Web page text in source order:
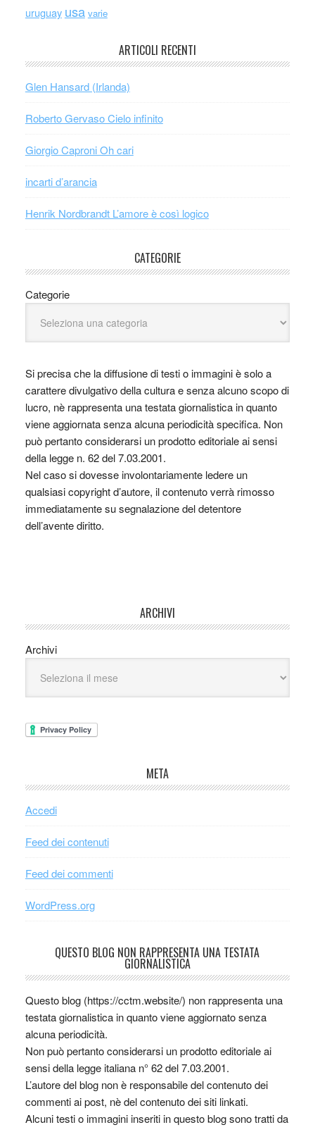
uruguay usa varie
ARTICOLI RECENTI
Glen Hansard (Irlanda)
Roberto Gervaso Cielo infinito
Giorgio Caproni Oh cari
incarti d’arancia
Henrik Nordbrandt L’amore è così logico
CATEGORIE
Categorie
Si precisa che la diffusione di testi o immagini è solo a
carattere divulgativo della cultura e senza alcuno scopo di
lucro, nè rappresenta una testata giornalistica in quanto
viene aggiornata senza alcuna periodicità specifica. Non
può pertanto considerarsi un prodotto editoriale ai sensi
della legge n. 62 del 7.03.2001.
Nel caso si dovesse involontariamente ledere un
qualsiasi copyright d’autore, il contenuto verrà rimosso
immediatamente su segnalazione del detentore
dell’avente diritto.
ARCHIVI
Archivi
META
Accedi
Feed dei contenuti
Feed dei commenti
WordPress.org
QUESTO BLOG NON RAPPRESENTA UNA TESTATA
GIORNALISTICA
Questo blog (https://cctm.website/) non rappresenta una
testata giornalistica in quanto viene aggiornato senza
alcuna periodicità.
Non può pertanto considerarsi un prodotto editoriale ai
sensi della legge italiana n° 62 del 7.03.2001.
L’autore del blog non è responsabile del contenuto dei
commenti ai post, nè del contenuto dei siti linkati.
Alcuni testi o immagini inseriti in questo blog sono tratti da